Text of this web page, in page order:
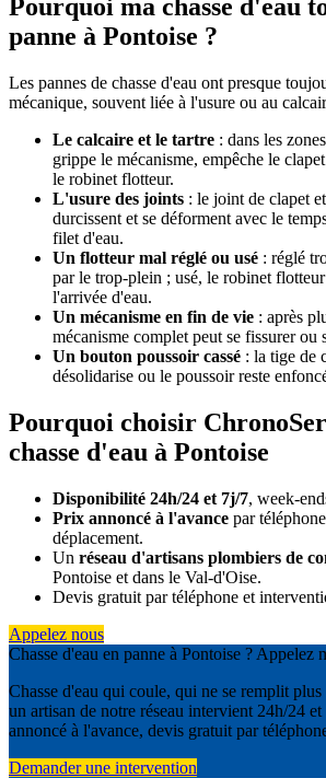
Pourquoi ma chasse d'eau
panne à Pontoise ?
Les pannes de chasse d'eau ont presque
mécanique, souvent liée à l'usure ou au
Le calcaire et le tartre : dans les
grippe le mécanisme, empêche le
le robinet flotteur.
L'usure des joints : le joint de clapet
durcissent et se déforment avec le
filet d'eau.
Un flotteur mal réglé ou usé : réglé
par le trop-plein ; usé, le robinet
l'arrivée d'eau.
Un mécanisme en fin de vie : après
mécanisme complet peut se fissurer ou
Un bouton poussoir cassé : la tige de
désolidarise ou le poussoir reste
Pourquoi choisir
chasse d'eau à Pontoise
Disponibilité 24h/24 et 7j/7, week-
Prix annoncé à l'avance par
déplacement.
Un réseau d'artisans plombiers de
Pontoise et dans le Val-d'Oise.
Devis gratuit par téléphone et
Appelez nous
Chasse d'eau en panne à Pontoise ? Appelez
Chasse d'eau qui coule, qui ne se remplit
un artisan de notre réseau intervient 24h/24
annoncé à l'avance, devis gratuit par
Demander une intervention